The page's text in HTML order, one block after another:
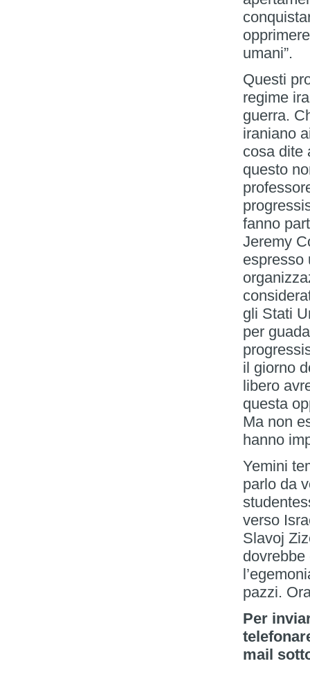
umani”.
Questi
regime
guerra.
iraniano
cosa dite
questo
fanno
Jeremy
espresso
gli Stati
per
il giorno
libero
questa
Ma non
hanno
Yemini
parlo da
verso
Slavoj
pazzi.
Per
mail